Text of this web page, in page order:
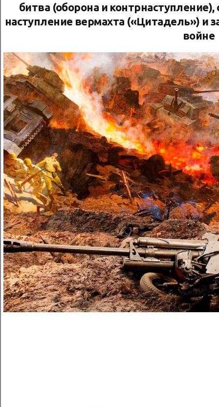
битва (оборона и
наступление вермахта («Цитадель») и
войне